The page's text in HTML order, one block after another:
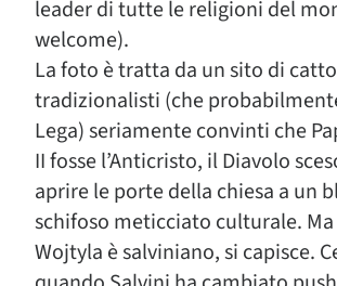
leader di tutte le religioni del
welcome).
La foto è tratta da un sito di
tradizionalisti (che
Lega) seriamente convinti che
II fosse l’Anticristo, il Diavolo
aprire le porte della chiesa a un
schifoso meticciato culturale. Ma
Wojtyla è salviniano, si capisce.